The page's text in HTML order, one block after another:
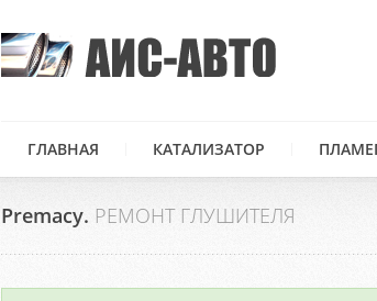
ГЛАВНАЯ КАТАЛИЗАТОР
Premacy. РЕМОНТ ГЛУШИТЕЛЯ